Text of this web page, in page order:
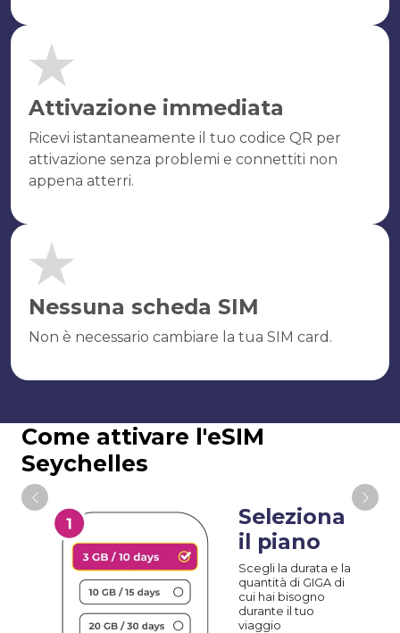
Attivazione immediata
Ricevi istantaneamente il tuo codice QR per
attivazione senza problemi e connettiti non
appena atterri.
Nessuna scheda SIM
Non è necessario cambiare la tua SIM card.
Come attivare l'eSIM
Seychelles
Seleziona
il piano
Scegli la durata e la
quantità di GIGA di
cui hai bisogno
durante il tuo
viaggio